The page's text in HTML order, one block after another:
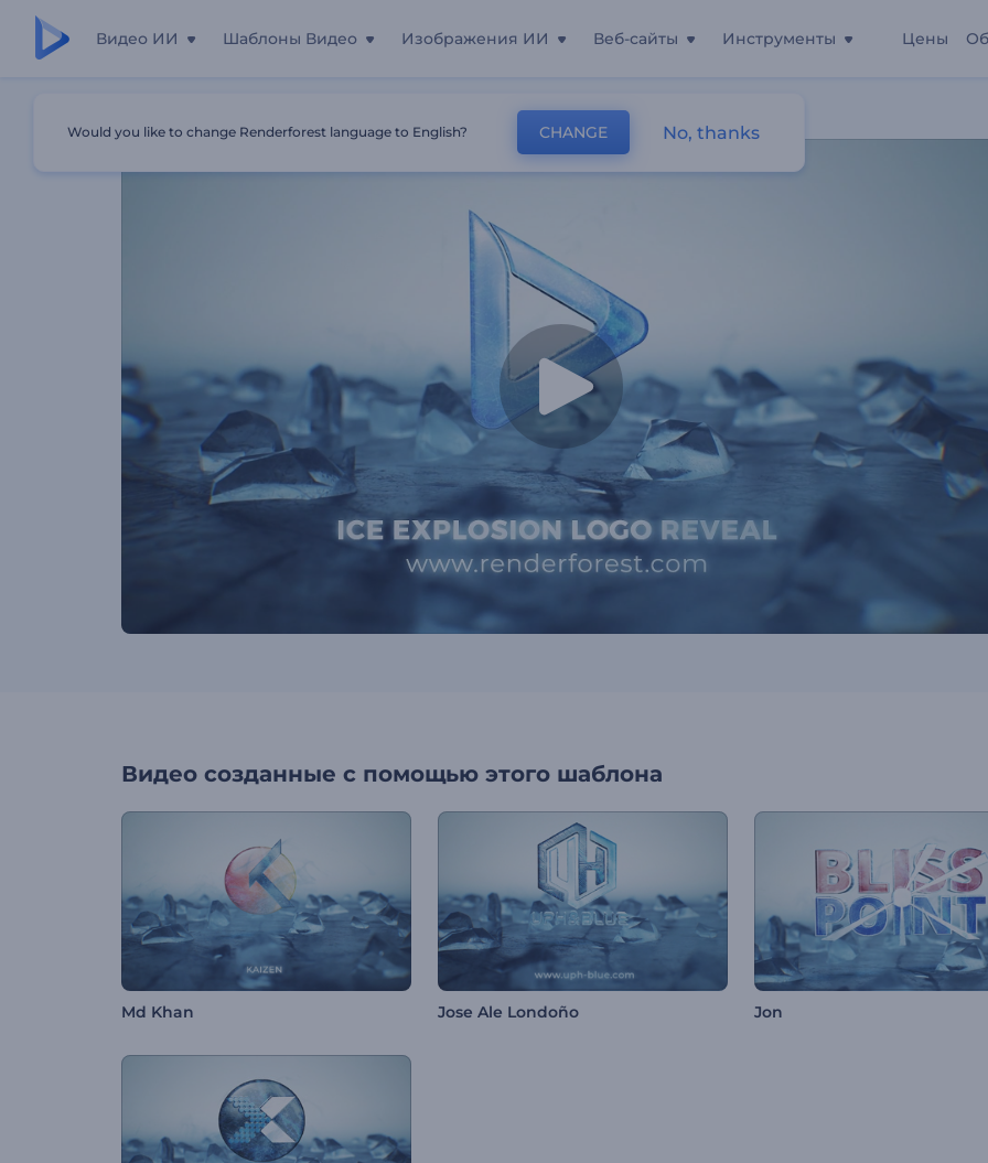
Видео ИИ Шаблоны Видео Изображения ИИ Веб-сайты Инструменты Цены
Видео созданные с помощью этого шаблона
Md Khan Jose Ale Londoño Jon
Would you like to change Renderforest language to English? CHANGE No, thanks